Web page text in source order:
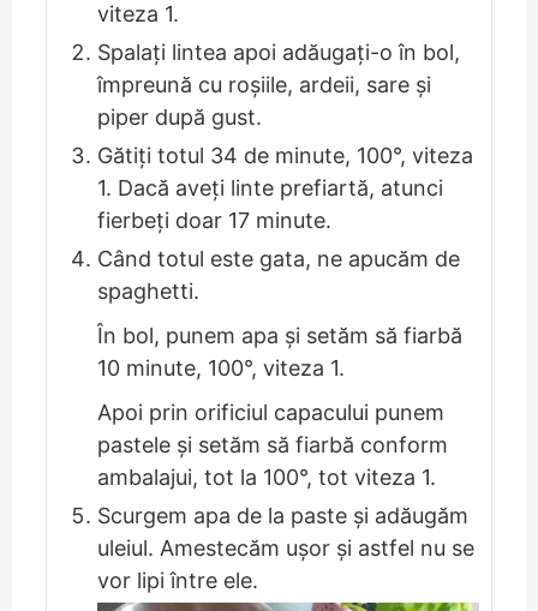
viteza 1.
Spalați lintea apoi adăugați-o în bol,
împreună cu roșiile, ardeii, sare și
piper după gust.
Gătiți totul 34 de minute, 100°, viteza
1. Dacă aveți linte prefiartă, atunci
fierbeți doar 17 minute.
Când totul este gata, ne apucăm de
spaghetti.
În bol, punem apa și setăm să fiarbă
10 minute, 100°, viteza 1.
Apoi prin orificiul capacului punem
pastele și setăm să fiarbă conform
ambalajui, tot la 100°, tot viteza 1.
Scurgem apa de la paste și adăugăm
uleiul. Amestecăm ușor și astfel nu se
vor lipi între ele.